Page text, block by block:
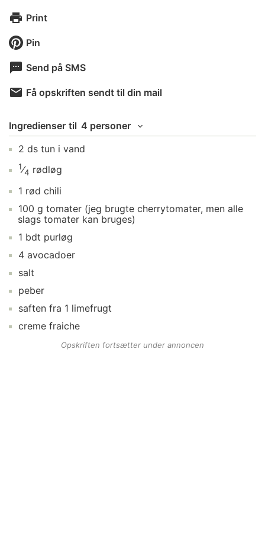
Print
Pin
Send på SMS
Få opskriften sendt til din mail
Ingredienser til 4 personer
2 ds tun i vand
1⁄4 rødløg
1 rød chili
100 g tomater (jeg brugte cherrytomater, men alle
slags tomater kan bruges)
1 bdt purløg
4 avocadoer
salt
peber
saften fra 1 limefrugt
creme fraiche
Opskriften fortsætter under annoncen